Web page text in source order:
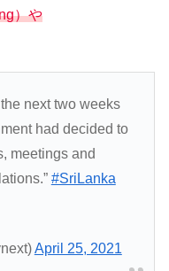
）や
next two weeks
had decided to
meetings and
#SriLanka
April 25, 2021